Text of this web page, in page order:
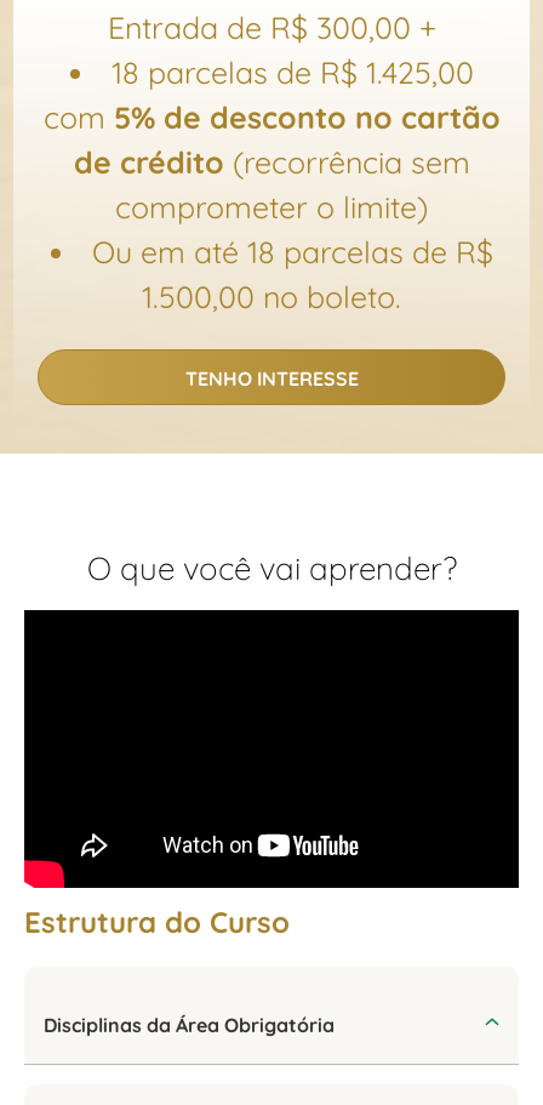
Entrada de R$ 300,00 +
18 parcelas de R$ 1.425,00
com 5% de desconto no cartão
de crédito (recorrência sem
comprometer o limite)
Ou em até 18 parcelas de R$
1.500,00 no boleto.
TENHO INTERESSE
O que você vai aprender?
Estrutura do Curso
Disciplinas da Área Obrigatória